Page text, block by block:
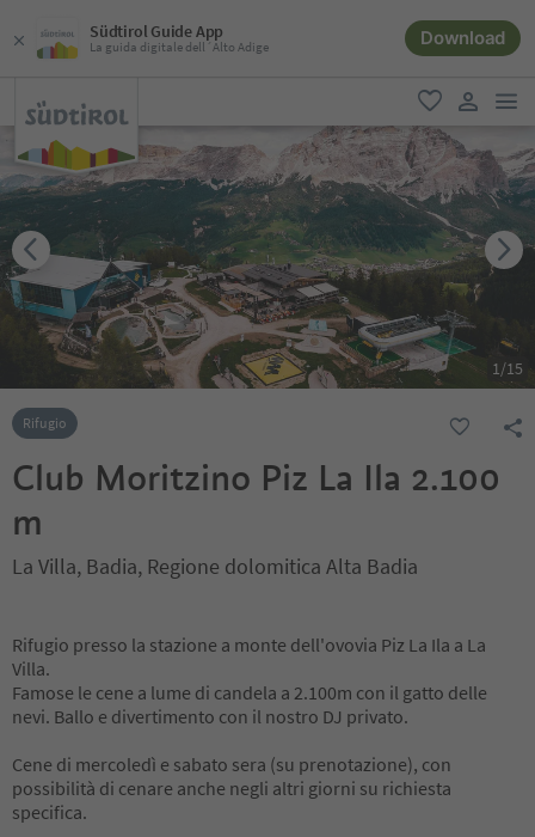
Südtirol Guide App
La guida digitale dell´Alto Adige Download
favoriti
1/15
Rifugio
Club Moritzino Piz La Ila 2.100
m
La Villa, Badia, Regione dolomitica Alta Badia
Rifugio presso la stazione a monte dell'ovovia Piz La Ila a La
Villa.
Famose le cene a lume di candela a 2.100m con il gatto delle
nevi. Ballo e divertimento con il nostro DJ privato.
Cene di mercoledì e sabato sera (su prenotazione), con
possibilità di cenare anche negli altri giorni su richiesta
specifica.